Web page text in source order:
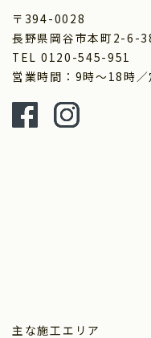
〒394-0028
長野県岡谷市本町2-6-
TEL 0120-545-951
営業時間：9時～18時
主な施工エリア